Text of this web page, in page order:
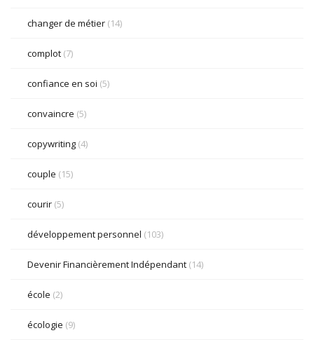
changer de métier (14)
complot (7)
confiance en soi (5)
convaincre (5)
copywriting (4)
couple (15)
courir (5)
développement personnel (103)
Devenir Financièrement Indépendant (14)
école (2)
écologie (9)